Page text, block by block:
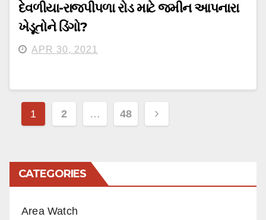
દેવળીયા-રાજપીપળા રોડ માટે જમીન આપનારા
ખેડૂતોને ડિંગો?
APR 30, 2021
Posts
1 2 … 48
CATEGORIES
Area Watch